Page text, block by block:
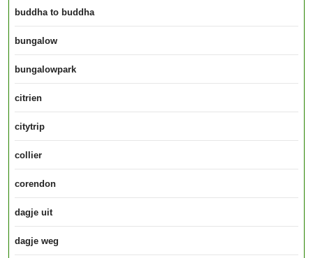
buddha to buddha
bungalow
bungalowpark
citrien
citytrip
collier
corendon
dagje uit
dagje weg